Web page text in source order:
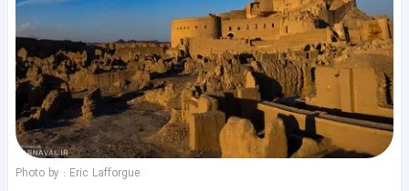
Photo by : Eric Lafforgue